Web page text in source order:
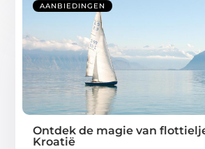
AANBIEDINGEN
Ontdek de magie van
Kroatië